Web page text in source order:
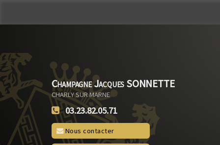
Champagne Jacques SONNETTE
CHARLY SUR MARNE
03.23.82.05.71
Nous contacter